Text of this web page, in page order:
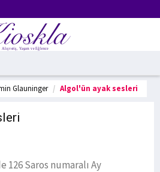
Glauninger Algol'ün ayak sesleri
126 Saros numaralı Ay